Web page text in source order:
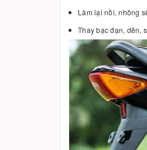
Làm lại nồi, nhông
Thay bạc đạn, dên,